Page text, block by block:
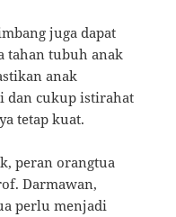
juga dapat
tahan tubuh anak
anak
dan cukup istirahat
tetap kuat.
peran orangtua
Darmawan,
perlu menjadi